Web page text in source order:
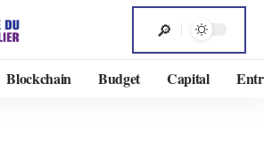
Blockchain Budget Capital